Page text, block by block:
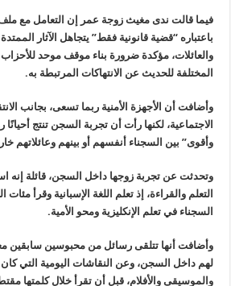
فيما قالت ندى مغيث زوجة عمر إن التعامل مع
باعتباره “قضية قانونية فقط” يتجاهل الآثار
والعائلات، مؤكدة ضرورة بناء موقف موحد
المختلفة للحديث عن الانتهاكات المرتبطة به.
وأضافت أن الأجهزة الأمنية ربما تسعى، بجانب
الاجتماعية، لكنها رأت أن تجربة السجن تنتج
وأقوى” بين السجناء أنفسهم أو بينهم وعائلاتهم
وتحدثت عن تجربة زوجها داخل السجن، قائلة إنه
التعلم والقراءة، إذ تعلم اللغة الإسبانية وقرأ
السجناء في تعلم الإنكليزية ومحو الأمية.
وأضافت أنها تتلقى رسائل من محبوسين سابقين
لهم داخل السجن، وعن النقاشات اليومية التي
والموسيقى والأفلام، قبل أن تقرأ خلال كلمتها